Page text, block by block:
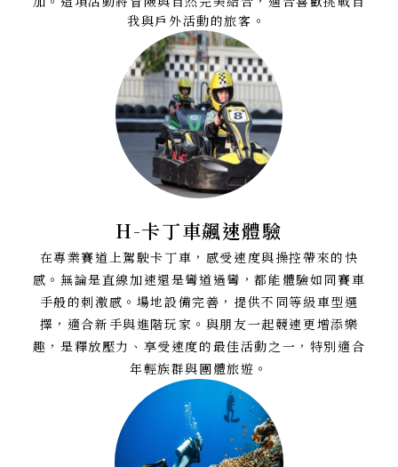
我與戶外活動的旅客。
H-卡丁車飆速體驗
在專業賽道上駕駛卡丁車，感受速度與操控帶來的快
感。無論是直線加速還是彎道過彎，都能體驗如同賽車
手般的刺激感。場地設備完善，提供不同等級車型選
擇，適合新手與進階玩家。與朋友一起競速更增添樂
趣，是釋放壓力、享受速度的最佳活動之一，特別適合
年輕族群與團體旅遊。